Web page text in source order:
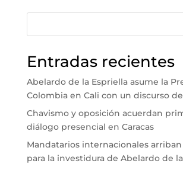
Entradas recientes
Abelardo de la Espriella asume la
Colombia en Cali con un discurso
Chavismo y oposición acuerdan
diálogo presencial en Caracas
Mandatarios internacionales
para la investidura de Abelardo de